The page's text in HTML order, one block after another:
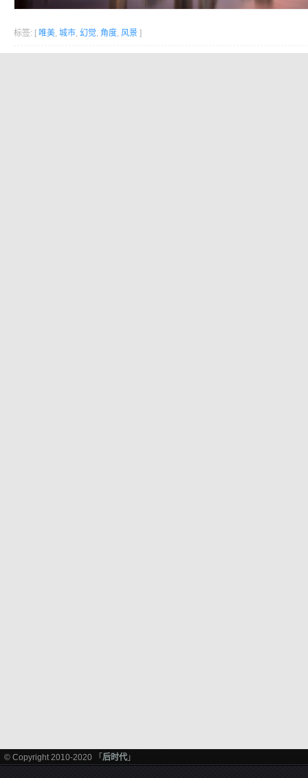
标签: [ 唯美, 城市, 幻觉, 角度, 风景 ]
© Copyright 2010-2020 「 后时代 」